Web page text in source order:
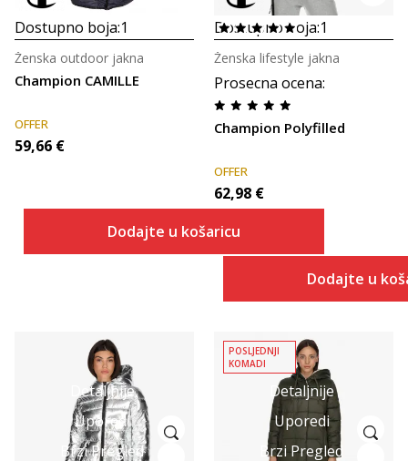
Dostupno boja:1
Champion CAMILLE
Ženska outdoor jakna
OFFER
59,66 €
Dodajte u košaricu
Dostupno boja:1
Prosecna ocena:
Champion Polyfilled
Ženska lifestyle jakna
OFFER
62,98 €
Dodajte u
Detaljnije
Uporedi
Brzi Pregled
Detaljnije
Uporedi
Brzi Pregled
POSLJEDNJI
KOMADI